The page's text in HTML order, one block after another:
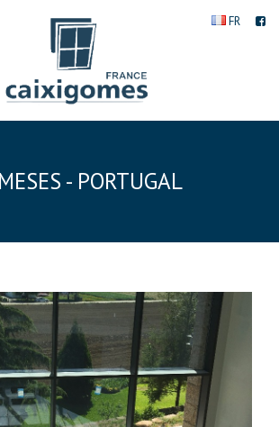
FR
- PORTUGAL